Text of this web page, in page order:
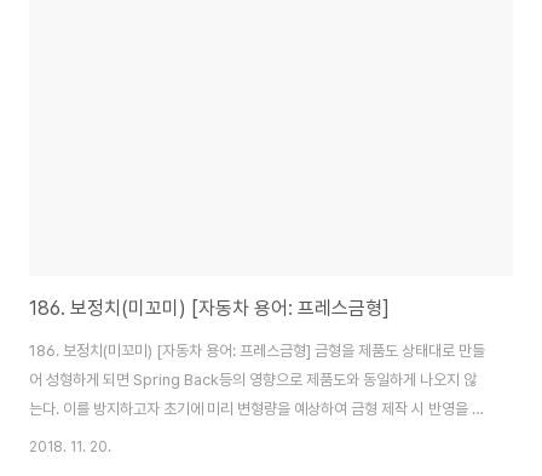
186. 보정치(미꼬미) [자동차 용어: 프레스금형]
186. 보정치(미꼬미) [자동차 용어: 프레스금형] 금형을 제품도 상태대로 만들
어 성형하게 되면 Spring Back등의 영향으로 제품도와 동일하게 나오지 않
는다. 이를 방지하고자 초기에 미리 변형량을 예상하여 금형 제작 시 반영을 하
면 성형 후 원하는 제품을 얻을 수 있다 이때 적용하는 예상 변형량을 보정치라
2018. 11. 20.